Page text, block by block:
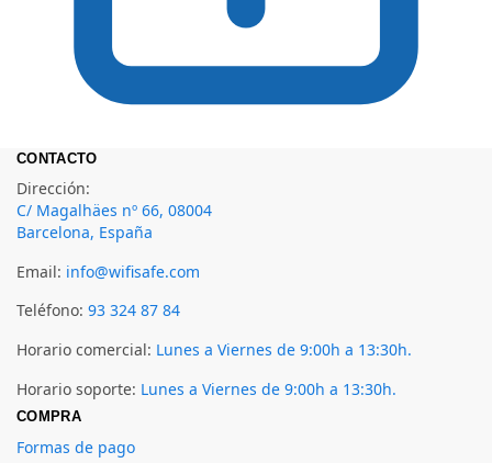
CONTACTO
Dirección:
C/ Magalhäes nº 66, 08004
Barcelona, España
Email: info@wifisafe.com
Teléfono: 93 324 87 84
Horario comercial: Lunes a Viernes de 9:00h a 13:30h.
Horario soporte: Lunes a Viernes de 9:00h a 13:30h.
COMPRA
Formas de pago